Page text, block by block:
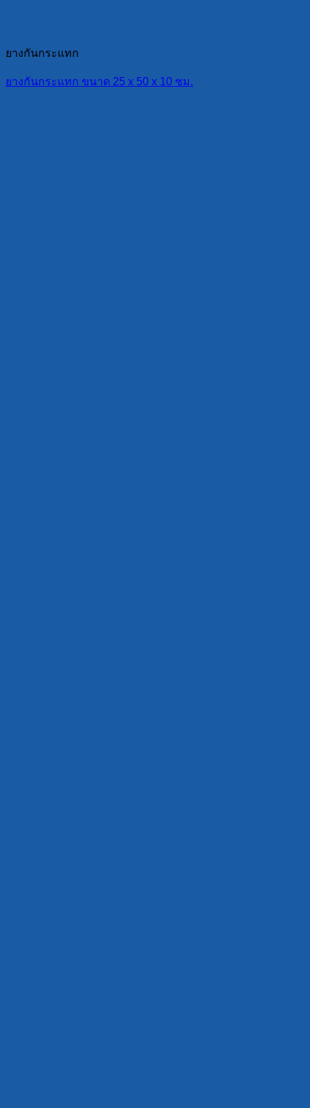
ยางกันกระแทก
ยางกันกระแทก ขนาด 25 x 50 x 10 ซม.